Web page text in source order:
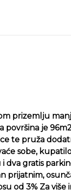
prizemlju
je
te pruža
sobe,
gratis
prijatnim,
od 3% Za više